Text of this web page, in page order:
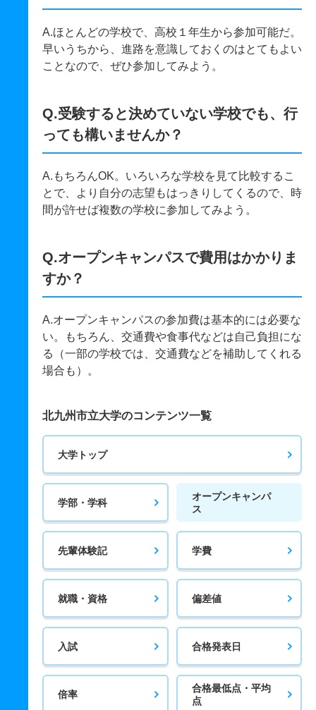
A.ほとんどの学校で、高校１年生から参加可能だ。
早いうちから、進路を意識しておくのはとてもよい
ことなので、ぜひ参加してみよう。
Q.受験すると決めていない学校でも、行
っても構いませんか？
A.もちろんOK。いろいろな学校を見て比較するこ
とで、より自分の志望もはっきりしてくるので、時
間が許せば複数の学校に参加してみよう。
Q.オープンキャンパスで費用はかかりま
すか？
A.オープンキャンパスの参加費は基本的には必要な
い。もちろん、交通費や食事代などは自己負担にな
る（一部の学校では、交通費などを補助してくれる
場合も）。
北九州市立大学のコンテンツ一覧
大学トップ
学部・学科
オープンキャンパ
ス
先輩体験記 学費
就職・資格 偏差値
入試 合格発表日
倍率
合格最低点・平均
点